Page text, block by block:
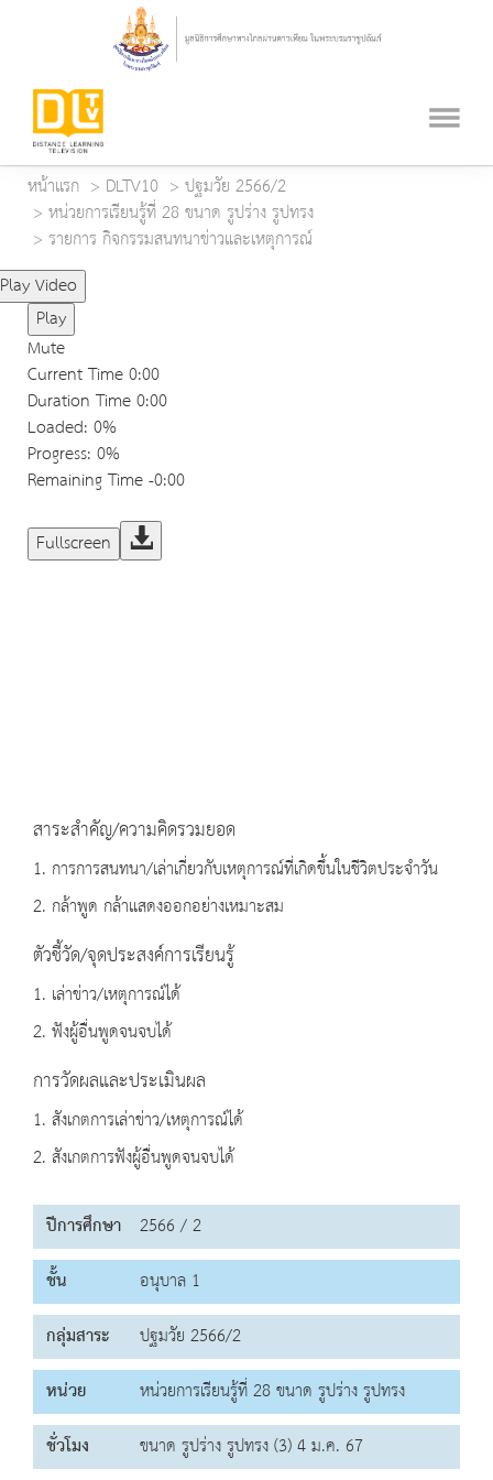
หน้าแรก DLTV10
ปฐมวัย 2566/2
หน่วยการเรียนรู้ที่ 28 ขนาด รูปร่าง รูปทรง
รายการ กิจกรรมสนทนาข่าวและเหตุการณ์
Play Video
Play
Mute
Current Time0:00
Duration Time0:00
Loaded: 0%
Progress: 0%
Remaining Time-0:00
Fullscreen
สาระสำคัญ/ความคิดรวมยอด
1. การการสนทนา/เล่าเกี่ยวกับเหตุการณ์ที่เกิดขึ้นในชีวิตประจำวัน
2. กล้าพูด กล้าแสดงออกอย่างเหมาะสม
ตัวชี้วัด/จุดประสงค์การเรียนรู้
1. เล่าข่าว/เหตุการณ์ได้
2. ฟังผู้อื่นพูดจนจบได้
การวัดผลและประเมินผล
1. สังเกตการเล่าข่าว/เหตุการณ์ได้
2. สังเกตการฟังผู้อื่นพูดจนจบได้
ปีการศึกษา 2566 / 2
ชั้น
อนุบาล 1
กลุ่มสาระ
ปฐมวัย 2566/2
หน่วย
หน่วยการเรียนรู้ที่ 28 ขนาด รูปร่าง รูปทรง
ชั่วโมง
ขนาด รูปร่าง รูปทรง (3) 4 ม.ค. 67